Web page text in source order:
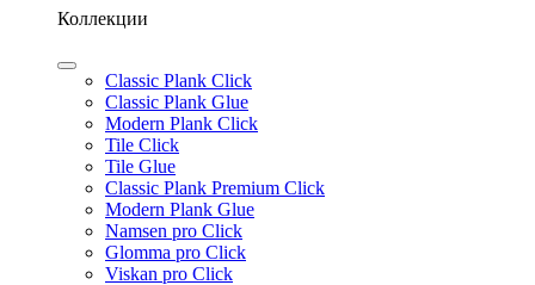
Коллекции
Classic Plank Click
Classic Plank Glue
Modern Plank Click
Tile Click
Tile Glue
Classic Plank Premium Click
Modern Plank Glue
Namsen pro Click
Glomma pro Click
Viskan pro Click